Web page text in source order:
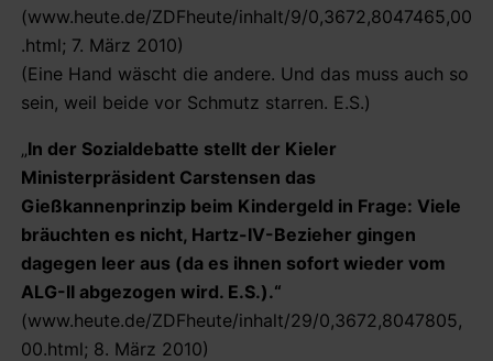
(www.heute.de/ZDFheute/inhalt/9/0,3672,8047465,00
.html; 7. März 2010)
(Eine Hand wäscht die andere. Und das muss auch so
sein, weil beide vor Schmutz starren. E.S.)
„In der Sozialdebatte stellt der Kieler
Ministerpräsident Carstensen das
Gießkannenprinzip beim Kindergeld in Frage: Viele
bräuchten es nicht, Hartz-IV-Bezieher gingen
dagegen leer aus (da es ihnen sofort wieder vom
ALG-II abgezogen wird. E.S.).“
(www.heute.de/ZDFheute/inhalt/29/0,3672,8047805,
00.html; 8. März 2010)